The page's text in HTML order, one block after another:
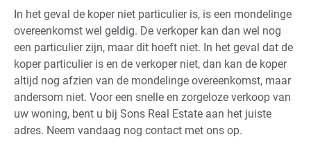
In het geval de koper niet particulier is, is een mondelinge
overeenkomst wel geldig. De verkoper kan dan wel nog
een particulier zijn, maar dit hoeft niet. In het geval dat de
koper particulier is en de verkoper niet, dan kan de koper
altijd nog afzien van de mondelinge overeenkomst, maar
andersom niet. Voor een snelle en zorgeloze verkoop van
uw woning, bent u bij Sons Real Estate aan het juiste
adres. Neem vandaag nog contact met ons op.